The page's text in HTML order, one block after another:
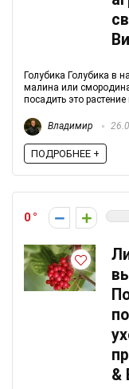
Голубика Голубика в
малина или
посадить это растение
Владимир
ПОДРОБНЕЕ +
0
&